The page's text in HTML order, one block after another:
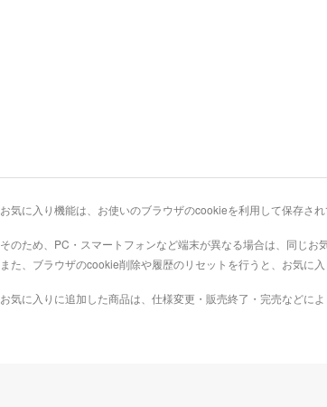
お気に入り機能は、お使いのブラウザのcookieを利用して保存され
そのため、PC・スマートフォンなど端末が異なる場合は、同じお
また、ブラウザのcookie削除や履歴のリセットを行うと、お気に
お気に入りに追加した商品は、仕様変更・販売終了・完売などに